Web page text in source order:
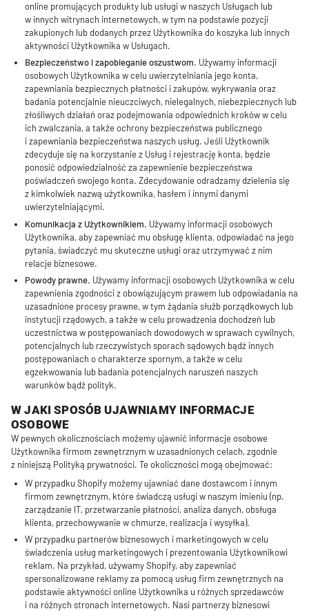
online promujących produkty lub usługi w naszych Usługach lub
w innych witrynach internetowych, w tym na podstawie pozycji
zakupionych lub dodanych przez Użytkownika do koszyka lub innych
aktywności Użytkownika w Usługach.
Bezpieczeństwo i zapobieganie oszustwom. Używamy informacji
osobowych Użytkownika w celu uwierzytelniania jego konta,
zapewniania bezpiecznych płatności i zakupów, wykrywania oraz
badania potencjalnie nieuczciwych, nielegalnych, niebezpiecznych lub
złośliwych działań oraz podejmowania odpowiednich kroków w celu
ich zwalczania, a także ochrony bezpieczeństwa publicznego
i zapewniania bezpieczeństwa naszych usług. Jeśli Użytkownik
zdecyduje się na korzystanie z Usług i rejestrację konta, będzie
ponosić odpowiedzialność za zapewnienie bezpieczeństwa
poświadczeń swojego konta. Zdecydowanie odradzamy dzielenia się
z kimkolwiek nazwą użytkownika, hasłem i innymi danymi
uwierzytelniającymi.
Komunikacja z Użytkownikiem. Używamy informacji osobowych
Użytkownika, aby zapewniać mu obsługę klienta, odpowiadać na jego
pytania, świadczyć mu skuteczne usługi oraz utrzymywać z nim
relacje biznesowe.
Powody prawne. Używamy informacji osobowych Użytkownika w celu
zapewnienia zgodności z obowiązującym prawem lub odpowiadania na
uzasadnione procesy prawne, w tym żądania służb porządkowych lub
instytucji rządowych, a także w celu prowadzenia dochodzeń lub
uczestnictwa w postępowaniach dowodowych w sprawach cywilnych,
potencjalnych lub rzeczywistych sporach sądowych bądź innych
postępowaniach o charakterze spornym, a także w celu
egzekwowania lub badania potencjalnych naruszeń naszych
warunków bądź polityk.
W JAKI SPOSÓB UJAWNIAMY INFORMACJE
OSOBOWE
W pewnych okolicznościach możemy ujawnić informacje osobowe
Użytkownika firmom zewnętrznym w uzasadnionych celach, zgodnie
z niniejszą Polityką prywatności. Te okoliczności mogą obejmować:
W przypadku Shopify możemy ujawniać dane dostawcom i innym
firmom zewnętrznym, które świadczą usługi w naszym imieniu (np.
zarządzanie IT, przetwarzanie płatności, analiza danych, obsługa
klienta, przechowywanie w chmurze, realizacja i wysyłka).
W przypadku partnerów biznesowych i marketingowych w celu
świadczenia usług marketingowych i prezentowania Użytkownikowi
reklam. Na przykład, używamy Shopify, aby zapewniać
spersonalizowane reklamy za pomocą usług firm zewnętrznych na
podstawie aktywności online Użytkownika u różnych sprzedawców
i na różnych stronach internetowych. Nasi partnerzy biznesowi